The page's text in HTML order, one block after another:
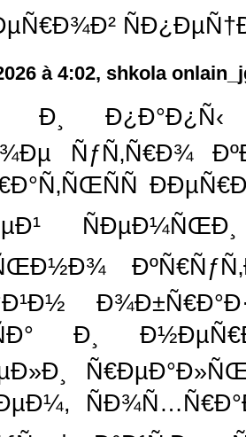
à 4:02, shkola
Ð¸ Ð¿Ð°Ð¿Ñ‹
ÑƒÑ‚Ñ€Ð¾
Ð¸